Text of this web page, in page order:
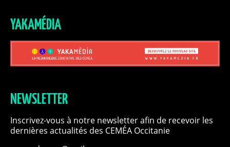
YAKAMÉDIA
NEWSLETTER
Inscrivez-vous à notre newsletter afin de recevoir les
dernières actualités des CEMÉA Occitanie